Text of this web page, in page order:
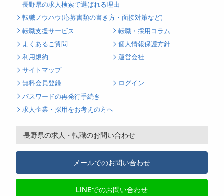
長野県の求人検索で選ばれる理由
転職ノウハウ(応募書類の書き方・面接対策など)
転職支援サービス
転職・採用コラム
よくあるご質問
個人情報保護方針
利用規約
運営会社
サイトマップ
無料会員登録
ログイン
パスワードの再発行手続き
求人企業・採用をお考えの方へ
長野県の求人・転職のお問い合わせ
メールでのお問い合わせ
LINEでのお問い合わせ